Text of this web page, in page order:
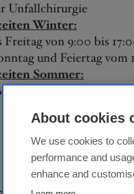
Unfallchirurgie
Winter:
von 9:00 bis
und Feiertag
Sommer:
und Freitag
About cookies
We use cookies to
performance and
enhance and